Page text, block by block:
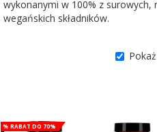
wykonanymi w 100% z surowych,
wegańskich składników.
% Rabat do 70%